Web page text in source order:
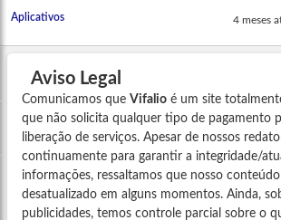
Aplicativos 4 meses
Aviso Legal
Comunicamos que Vifalio é um site
que não solicita qualquer tipo de pagamento
liberação de serviços. Apesar de nossos
continuamente para garantir a integridade/
informações, ressaltamos que nosso
desatualizado em alguns momentos. Ainda,
publicidades, temos controle parcial sobre o